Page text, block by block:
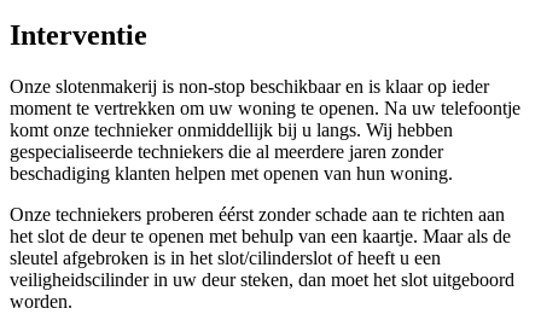
Interventie
Onze slotenmakerij is non-stop beschikbaar en is klaar op ieder
moment te vertrekken om uw woning te openen. Na uw telefoontje
komt onze technieker onmiddellijk bij u langs. Wij hebben
gespecialiseerde techniekers die al meerdere jaren zonder
beschadiging klanten helpen met openen van hun woning.
Onze techniekers proberen éérst zonder schade aan te richten aan
het slot de deur te openen met behulp van een kaartje. Maar als de
sleutel afgebroken is in het slot/cilinderslot of heeft u een
veiligheidscilinder in uw deur steken, dan moet het slot uitgeboord
worden.